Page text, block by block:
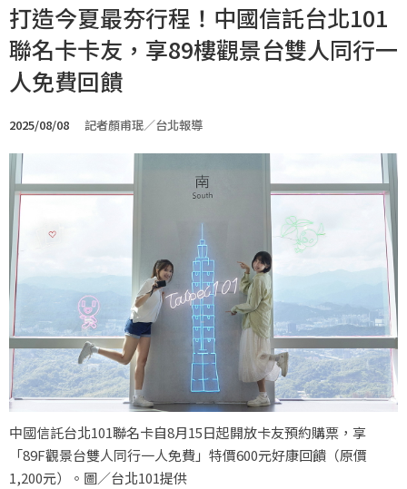
打造今夏最夯行程！中國信託台北101
聯名卡卡友，享89樓觀景台雙人同行一
人免費回饋
2025/08/08 記者顏甫珉／台北報導
中國信託台北101聯名卡自8月15日起開放卡友預約購票，享
「89F觀景台雙人同行一人免費」特價600元好康回饋（原價
1,200元）。圖／台北101提供